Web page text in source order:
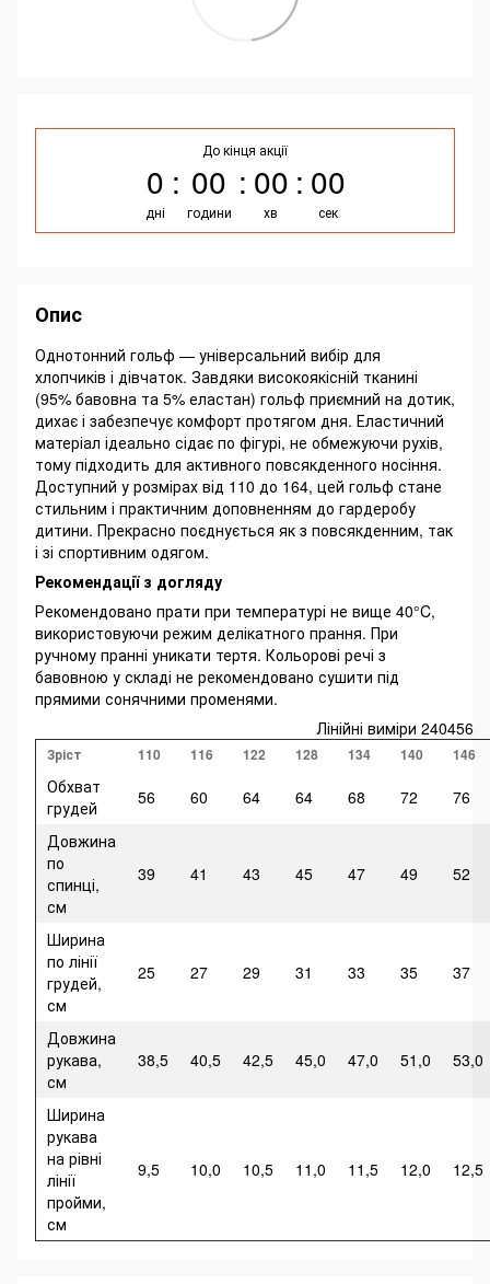
До кінця акції
0
дні
00
години
00
хв
00
сек
Опис
Однотонний гольф — універсальний вибір для
хлопчиків і дівчаток. Завдяки високоякісній тканині
(95% бавовна та 5% еластан) гольф приємний на дотик,
дихає і забезпечує комфорт протягом дня. Еластичний
матеріал ідеально сідає по фігурі, не обмежуючи рухів,
тому підходить для активного повсякденного носіння.
Доступний у розмірах від 110 до 164, цей гольф стане
стильним і практичним доповненням до гардеробу
дитини. Прекрасно поєднується як з повсякденним, так
і зі спортивним одягом.
Рекомендації з догляду
Рекомендовано прати при температурі не вище 40°C,
використовуючи режим делікатного прання. При
ручному пранні уникати тертя. Кольорові речі з
бавовною у складі не рекомендовано сушити під
прямими сонячними променями.
Лінійні виміри 240456
Зріст 110 116 122 128 134 140 146
Обхват
грудей
56 60 64 64 68 72
76
Довжина
по
спинці,
см
39 41 43 45 47 49 52
Ширина
по лінії
грудей,
см
25 27 29 31 33 35 37
Довжина
рукава,
см
38,5 40,5 42,5 45,0 47,0 51,0 53,0
Ширина
рукава
на рівні
лінії
пройми,
см
9,5 10,0 10,5 11,0 11,5 12,0 12,5